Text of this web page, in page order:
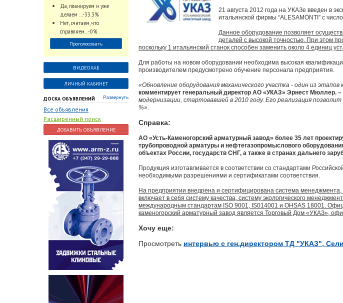
использовать
промышленный
интеллект и цифровые
заказы для ускорения
обработки заказов и
оперативной отгрузки
продукции конечному
потребителю?
Да, планируем и уже
делаем ...-33.3%
Нет, считаем, что
справляем...-0%
Проголосовать
ВИДЕОХАБ
ЛИЧНЫЙ КАБИНЕТ
ДОСКА ОБЪЯВЛЕНИЙ Развернуть
Все объявления
Расширенный поиск
ДОБАВИТЬ ОБЪЯВЛЕНИЕ
21 августа 2012 года на УКАЗе введен в
итальянской фирмы “ALESAMONTI” с
Данное оборудование позволяет
деталей с высокой точностью. При этом
поскольку 1 итальянский станок способен заменить около 4 единиц
Для работы на новом оборудовании необходима высокая
производителем предусмотрено обучение персонала предприятия.
«Обновление оборудования механического участка - один из
комментирует генеральный директор АО «УКАЗ» Эрнест Мюллер. –
модернизации, стартовавшей в 2010 году. Его реализация
%».
Справка:
АО «Усть-Каменогорский арматурный завод» более 35 лет
трубопроводной арматуры и нефтегазопромыслового
объектах России, государств СНГ, а также в странах дальнего
Продукция изготавливается в соответствии со стандартами
необходимыми разрешениями и сертификатами соответствия.
На предприятии внедрена и сертифицирована система
включает в себя систему качества, систему экологического
международным стандартам ISO 9001, IS014001 и OHSAS 18001.
каменогорский арматурный завод является Торговый Дом «УКАЗ»,
Хочу еще:
Просмотреть интервью с ген.директором ТД "УКАЗ",